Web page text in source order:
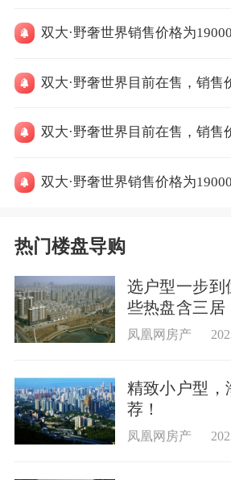
双大·野奢世界销售价格为
双大·野奢世界销售价格为
热门楼盘导购
选户型一步到
些热盘含三居
凤凰网房产
精致小户型，
荐！
凤凰网房产